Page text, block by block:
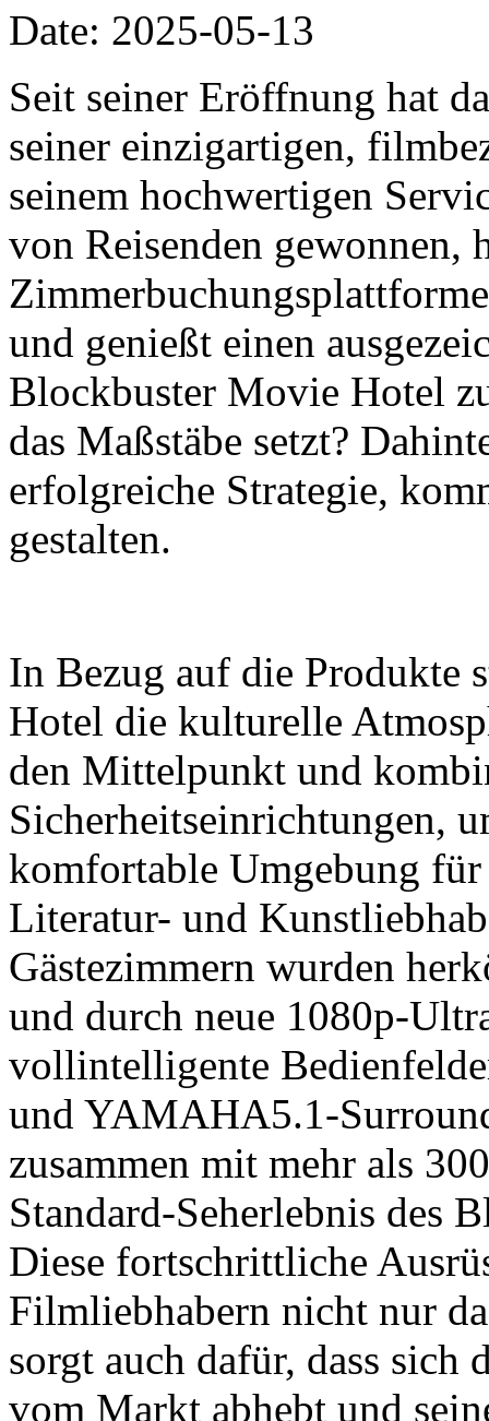
Date: 2025-05-13
Seit seiner Eröffnung hat
seiner einzigartigen,
seinem hochwertigen
von Reisenden gewonnen,
und genießt einen
Blockbuster Movie Hotel
das Maßstäbe setzt?
erfolgreiche Strategie,
gestalten.
In Bezug auf die Produkte
Hotel die kulturelle
den Mittelpunkt und
Sicherheitseinrichtungen,
komfortable Umgebung
Literatur- und
Gästezimmern wurden
und durch neue 1080p-
vollintelligente
und YAMAHA5.1-
zusammen mit mehr als
Standard-Seherlebnis des
Diese fortschrittliche
Filmliebhabern nicht nur
sorgt auch dafür, dass
vom Markt abhebt und